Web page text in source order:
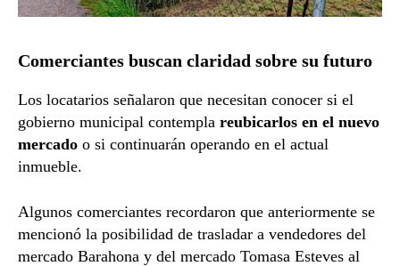
Comerciantes buscan claridad sobre su futuro
Los locatarios señalaron que necesitan conocer si el
gobierno municipal contempla reubicarlos en el nuevo
mercado o si continuarán operando en el actual
inmueble.
Algunos comerciantes recordaron que anteriormente se
mencionó la posibilidad de trasladar a vendedores del
mercado Barahona y del mercado Tomasa Esteves al